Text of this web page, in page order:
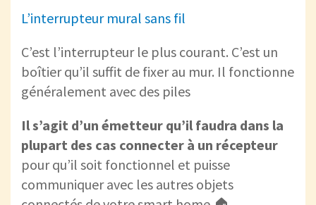
L’interrupteur mural sans fil
C’est l’interrupteur le plus courant. C’est un
boîtier qu’il suffit de fixer au mur. Il fonctionne
généralement avec des piles
Il s’agit d’un émetteur qu’il faudra dans la
plupart des cas connecter à un récepteur
pour qu’il soit fonctionnel et puisse
communiquer avec les autres objets